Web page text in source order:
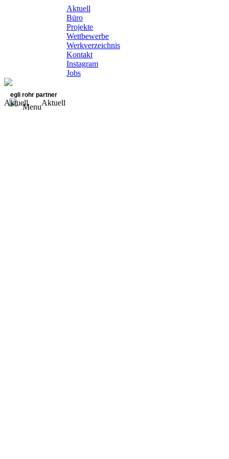
Aktuell
Büro
Projekte
Wettbewerbe
Werkverzeichnis
Kontakt
Instagram
Jobs
egli rohr partner
Menu
Aktuell Aktuell